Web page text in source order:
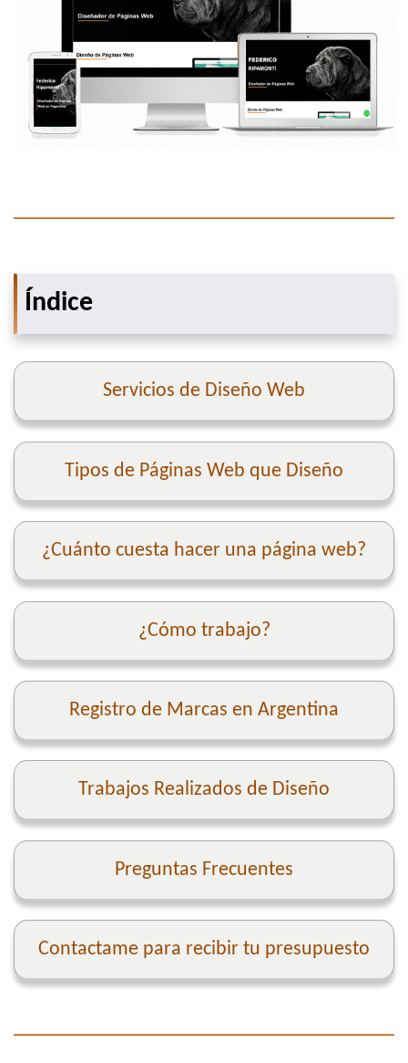
Índice
Servicios de Diseño Web
Tipos de Páginas Web que Diseño
¿Cuánto cuesta hacer una página web?
¿Cómo trabajo?
Registro de Marcas en Argentina
Trabajos Realizados de Diseño
Preguntas Frecuentes
Contactame para recibir tu presupuesto